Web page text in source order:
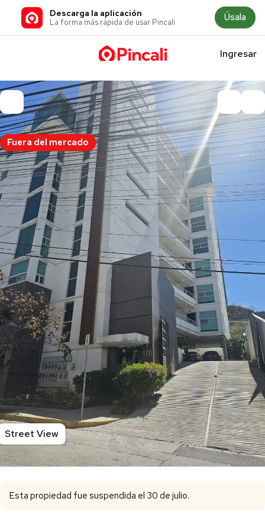
Descarga la aplicación
La forma más rápida de usar Pincali Úsala
Ingresar
Fuera del mercado
Street View
Esta propiedad fue suspendida el 30 de julio.